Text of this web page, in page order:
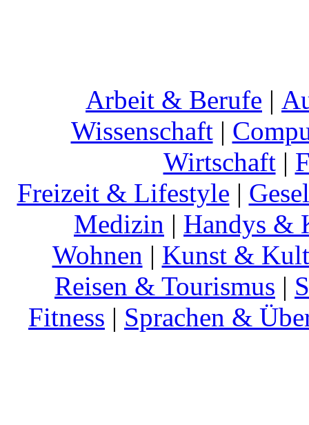
Arbeit & Berufe |
Wissenschaft|
Wirtschaft|
Freizeit & Lifestyle |
Medizin | Handys &
Wohnen | Kunst &
Reisen & Tourismus |
Fitness | Sprachen &